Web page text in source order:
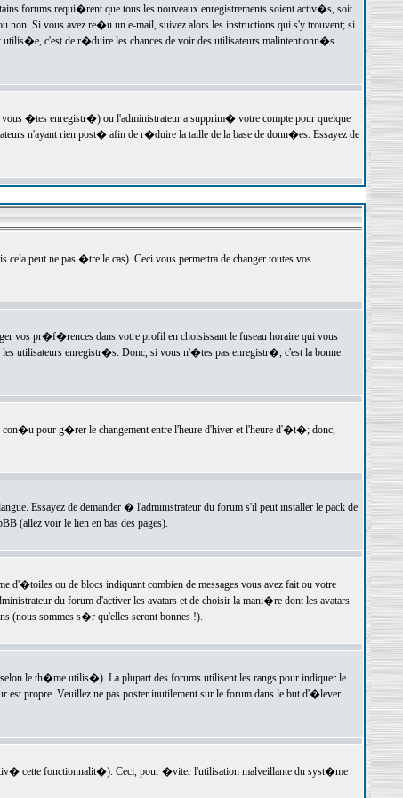
forums requi�rent que tous les nouveaux enregistrements soient activ�s, soit
non. Si vous avez re�u un e-mail, suivez alors les instructions qui s'y trouvent; si
utilis�e, c'est de r�duire les chances de voir des utilisateurs malintentionn�s
�tes enregistr�) ou l'administrateur a supprim� votre compte pour quelque
n'ayant rien post� afin de r�duire la taille de la base de donn�es. Essayez de
peut ne pas �tre le cas). Ceci vous permettra de changer toutes vos
vos pr�f�rences dans votre profil en choisissant le fuseau horaire qui vous
utilisateurs enregistr�s. Donc, si vous n'�tes pas enregistr�, c'est la bonne
pour g�rer le changement entre l'heure d'hiver et l'heure d'�t�; donc,
Essayez de demander � l'administrateur du forum s'il peut installer le pack de
(allez voir le lien en bas des pages).
d'�toiles ou de blocs indiquant combien de messages vous avez fait ou votre
du forum d'activer les avatars et de choisir la mani�re dont les avatars
(nous sommes s�r qu'elles seront bonnes !).
le th�me utilis�). La plupart des forums utilisent les rangs pour indiquer le
propre. Veuillez ne pas poster inutilement sur le forum dans le but d'�lever
cette fonctionnalit�). Ceci, pour �viter l'utilisation malveillante du syst�me